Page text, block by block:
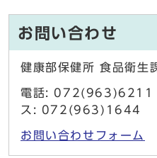
お問い合わせ
健康部保健所 食品衛生
電話: 072(963)6211
ス: 072(963)1644
お問い合わせフォーム